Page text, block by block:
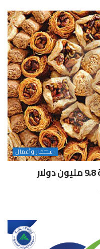
استثمار وأعمال
ميجا تدرس إصدار ضمان بقيمة 9.8 مليون دولار